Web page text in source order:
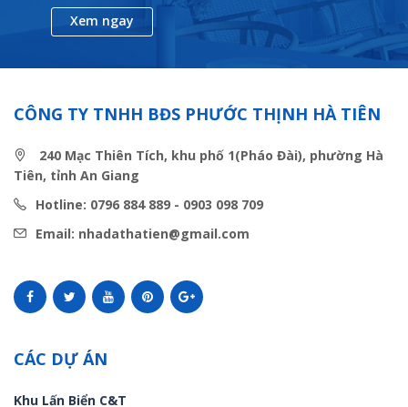
Xem ngay
CÔNG TY TNHH BĐS PHƯỚC THỊNH HÀ TIÊN
240 Mạc Thiên Tích, khu phố 1(Pháo Đài), phường Hà
Tiên, tỉnh An Giang
Hotline: 0796 884 889 - 0903 098 709
Email: nhadathatien@gmail.com
CÁC DỰ ÁN
Khu Lấn Biển C&T